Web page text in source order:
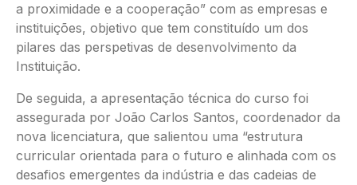
a proximidade e a cooperação” com as empresas e
instituições, objetivo que tem constituído um dos
pilares das perspetivas de desenvolvimento da
Instituição.
De seguida, a apresentação técnica do curso foi
assegurada por João Carlos Santos, coordenador da
nova licenciatura, que salientou uma “estrutura
curricular orientada para o futuro e alinhada com os
desafios emergentes da indústria e das cadeias de